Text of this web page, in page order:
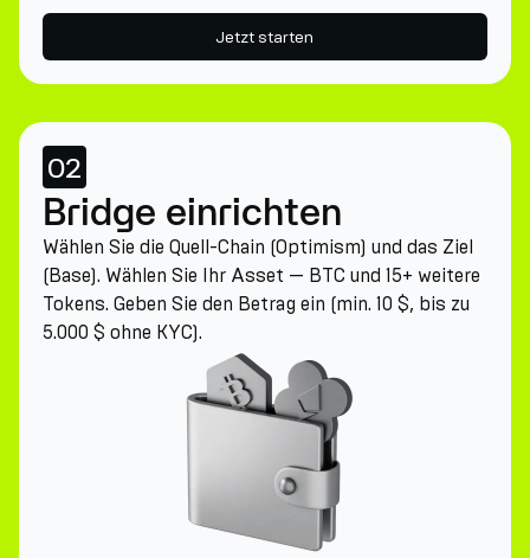
Jetzt starten
02
Bridge einrichten
Wählen Sie die Quell-Chain (Optimism) und das Ziel
(Base). Wählen Sie Ihr Asset — BTC und 15+ weitere
Tokens. Geben Sie den Betrag ein (min. 10 $, bis zu
5.000 $ ohne KYC).